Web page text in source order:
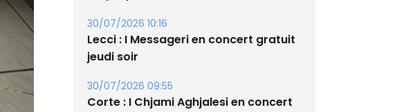
Exupery
30/07/2026 10:16
jeudi soir